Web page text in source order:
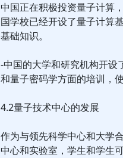
中国正在积极投资量子计算
国学校已经开设了量子计算
基础知识。
-中国的大学和研究机构开设
和量子密码学方面的培训，
4.2量子技术中心的发展
作为与领先科学中心和大学
中心和实验室，学生和学生